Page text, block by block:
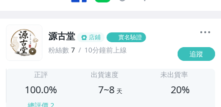
源古堂 店鋪 實名驗證
粉絲數 7 10分鐘前上線 追蹤
正評
100.0%
出貨速度
7~8 天
未出貨率
20%